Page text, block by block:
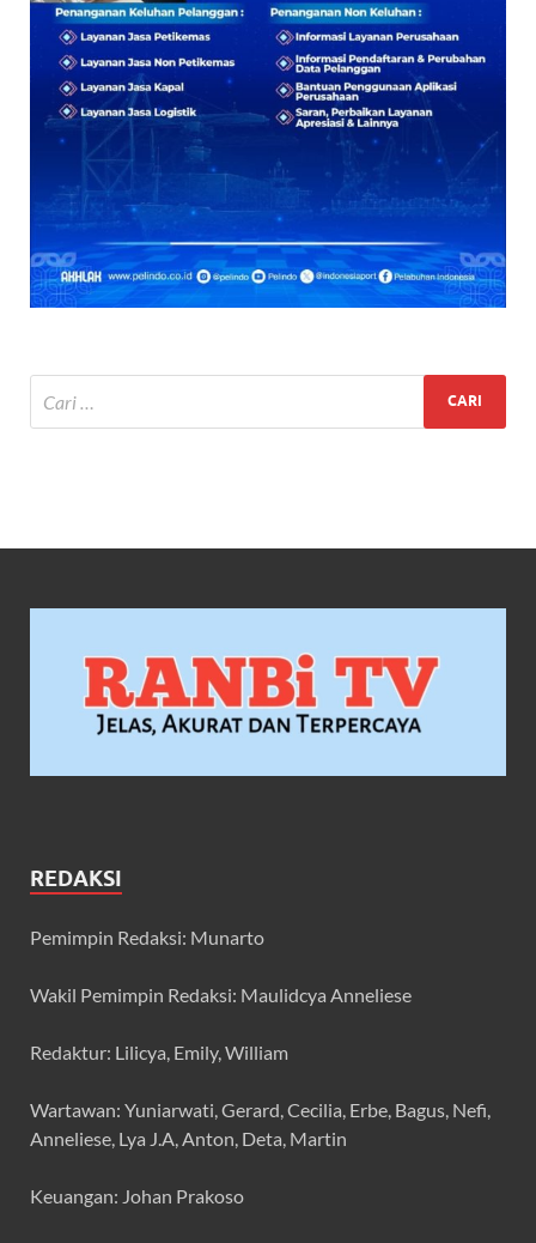
REDAKSI
Pemimpin Redaksi: Munarto
Wakil Pemimpin Redaksi: Maulidcya Anneliese
Redaktur: Lilicya, Emily, William
Wartawan: Yuniarwati, Gerard, Cecilia, Erbe, Bagus, Nefi,
Anneliese, Lya J.A, Anton, Deta, Martin
Keuangan: Johan Prakoso